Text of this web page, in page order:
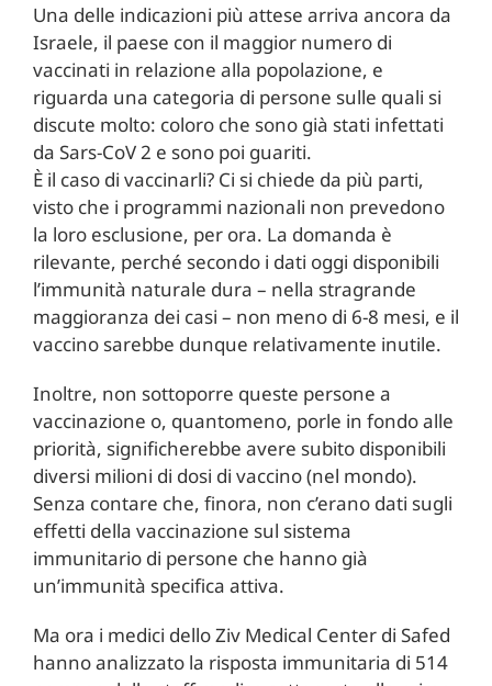
Una delle indicazioni più attese arriva ancora da
Israele, il paese con il maggior numero di
vaccinati in relazione alla popolazione, e
riguarda una categoria di persone sulle quali si
discute molto: coloro che sono già stati infettati
da Sars-CoV 2 e sono poi guariti.
È il caso di vaccinarli? Ci si chiede da più parti,
visto che i programmi nazionali non prevedono
la loro esclusione, per ora. La domanda è
rilevante, perché secondo i dati oggi disponibili
l’immunità naturale dura – nella stragrande
maggioranza dei casi – non meno di 6-8 mesi, e il
vaccino sarebbe dunque relativamente inutile.
Inoltre, non sottoporre queste persone a
vaccinazione o, quantomeno, porle in fondo alle
priorità, significherebbe avere subito disponibili
diversi milioni di dosi di vaccino (nel mondo).
Senza contare che, finora, non c’erano dati sugli
effetti della vaccinazione sul sistema
immunitario di persone che hanno già
un’immunità specifica attiva.
Ma ora i medici dello Ziv Medical Center di Safed
hanno analizzato la risposta immunitaria di 514